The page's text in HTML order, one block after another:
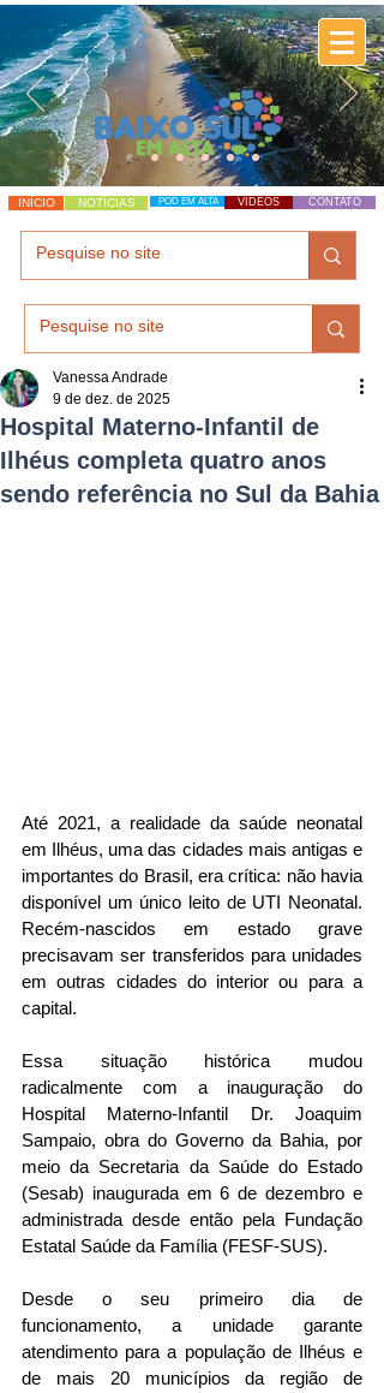
INÍCIO NOTÍCIAS POD EM ALTA VÍDEOS CONTATO
Hospital Materno-Infantil de
Ilhéus completa quatro anos
sendo referência no Sul da Bahia
Vanessa Andrade
9 de dez. de 2025
Até 2021, a realidade da saúde neonatal
em Ilhéus, uma das cidades mais antigas e
importantes do Brasil, era crítica: não havia
disponível um único leito de UTI Neonatal.
Recém-nascidos em estado grave
precisavam ser transferidos para unidades
em outras cidades do interior ou para a
capital.
Essa situação histórica mudou
radicalmente com a inauguração do
Hospital Materno-Infantil Dr. Joaquim
Sampaio, obra do Governo da Bahia, por
meio da Secretaria da Saúde do Estado
(Sesab) inaugurada em 6 de dezembro e
administrada desde então pela Fundação
Estatal Saúde da Família (FESF-SUS).
Desde o seu primeiro dia de
funcionamento, a unidade garante
atendimento para a população de Ilhéus e
de mais 20 municípios da região de